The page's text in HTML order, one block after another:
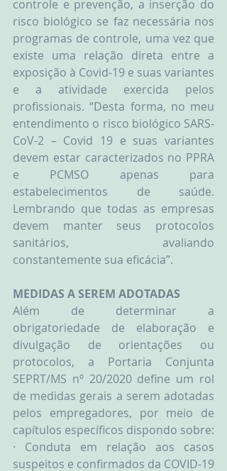
controle e prevenção, a inserção do
risco biológico se faz necessária nos
programas de controle, uma vez que
existe uma relação direta entre a
exposição à Covid-19 e suas variantes
e a atividade exercida pelos
profissionais. “Desta forma, no meu
entendimento o risco biológico SARS-
CoV-2 – Covid 19 e suas variantes
devem estar caracterizados no PPRA
e PCMSO apenas para
estabelecimentos de saúde.
Lembrando que todas as empresas
devem manter seus protocolos
sanitários, avaliando
constantemente sua eficácia”.
MEDIDAS A SEREM ADOTADAS
Além de determinar a
obrigatoriedade de elaboração e
divulgação de orientações ou
protocolos, a Portaria Conjunta
SEPRT/MS nº 20/2020 define um rol
de medidas gerais a serem adotadas
pelos empregadores, por meio de
capítulos específicos dispondo sobre:
· Conduta em relação aos casos
suspeitos e confirmados da COVID-19